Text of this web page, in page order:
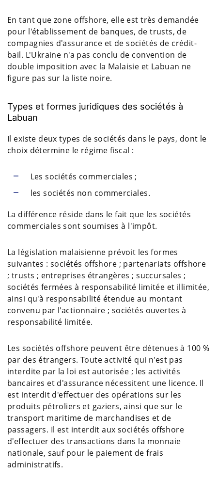
En tant que zone offshore, elle est très demandée
pour l'établissement de banques, de trusts, de
compagnies d'assurance et de sociétés de crédit-
bail. L'Ukraine n'a pas conclu de convention de
double imposition avec la Malaisie et Labuan ne
figure pas sur la liste noire.
Types et formes juridiques des sociétés à
Labuan
Il existe deux types de sociétés dans le pays, dont le
choix détermine le régime fiscal :
Les sociétés commerciales ;
les sociétés non commerciales.
La différence réside dans le fait que les sociétés
commerciales sont soumises à l'impôt.
La législation malaisienne prévoit les formes
suivantes : sociétés offshore ; partenariats offshore
; trusts ; entreprises étrangères ; succursales ;
sociétés fermées à responsabilité limitée et illimitée,
ainsi qu'à responsabilité étendue au montant
convenu par l'actionnaire ; sociétés ouvertes à
responsabilité limitée.
Les sociétés offshore peuvent être détenues à 100 %
par des étrangers. Toute activité qui n'est pas
interdite par la loi est autorisée ; les activités
bancaires et d'assurance nécessitent une licence. Il
est interdit d'effectuer des opérations sur les
produits pétroliers et gaziers, ainsi que sur le
transport maritime de marchandises et de
passagers. Il est interdit aux sociétés offshore
d'effectuer des transactions dans la monnaie
nationale, sauf pour le paiement de frais
administratifs.